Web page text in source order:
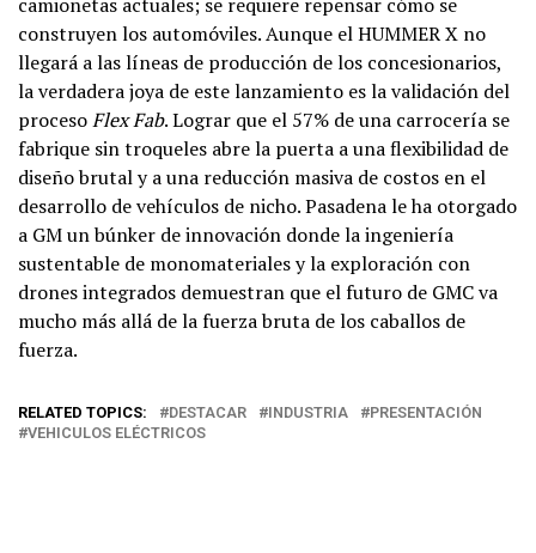
construyen los automóviles. Aunque el HUMMER X no
llegará a las líneas de producción de los concesionarios,
la verdadera joya de este lanzamiento es la validación del
procesoFlex Fab. Lograr que el 57% de una carrocería se
fabrique sin troqueles abre la puerta a una flexibilidad de
diseño brutal y a una reducción masiva de costos en el
desarrollo de vehículos de nicho. Pasadena le ha otorgado
a GM un búnker de innovación donde la ingeniería
sustentable de monomateriales y la exploración con
drones integrados demuestran que el futuro de GMC va
mucho más allá de la fuerza bruta de los caballos de
fuerza.
RELATED TOPICS: DESTACAR INDUSTRIA
PRESENTACIÓN
VEHICULOS ELÉCTRICOS